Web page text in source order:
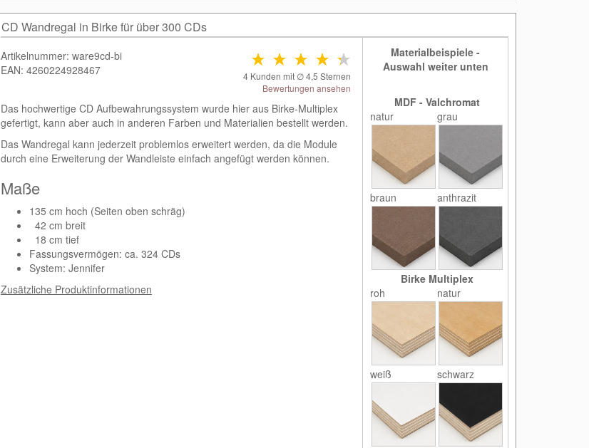
CD Wandregal in Birke für über 300 CDs
Artikelnummer: ware9cd-bi
EAN: 4260224928467
4 Kunden mit ∅4,5 Sternen
Bewertungen ansehen
Das hochwertige CD Aufbewahrungssystem wurde hier aus Birke-Multiplex
gefertigt, kann aber auch in anderen Farben und Materialien bestellt werden.
Das Wandregal kann jederzeit problemlos erweitert werden, da die Module
durch eine Erweiterung der Wandleiste einfach angefügt werden können.
Maße
135 cm hoch (Seiten oben schräg)
42 cm breit
18 cm tief
Fassungsvermögen: ca. 324 CDs
System: Jennifer
Zusätzliche Produktinformationen
Materialbeispiele -
Auswahl weiter unten
MDF - Valchromat
natur
grau
braun anthrazit
Birke Multiplex
roh
natur
weiß schwarz